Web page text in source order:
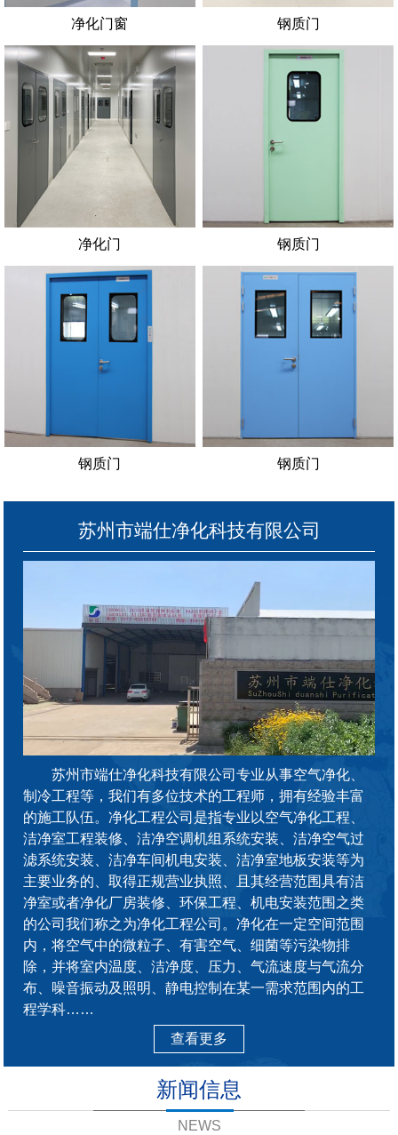
净化门窗 钢质门
净化门 钢质门
钢质门 钢质门
苏州市端仕净化科技有限公司
苏州市端仕净化科技有限公司专业从事空气净化、
制冷工程等，我们有多位技术的工程师，拥有经验丰富
的施工队伍。净化工程公司是指专业以空气净化工程、
洁净室工程装修、洁净空调机组系统安装、洁净空气过
滤系统安装、洁净车间机电安装、洁净室地板安装等为
主要业务的、取得正规营业执照、且其经营范围具有洁
净室或者净化厂房装修、环保工程、机电安装范围之类
的公司我们称之为净化工程公司。净化在一定空间范围
内，将空气中的微粒子、有害空气、细菌等污染物排
除，并将室内温度、洁净度、压力、气流速度与气流分
布、噪音振动及照明、静电控制在某一需求范围内的工
程学科……
查看更多
新闻信息
NEWS